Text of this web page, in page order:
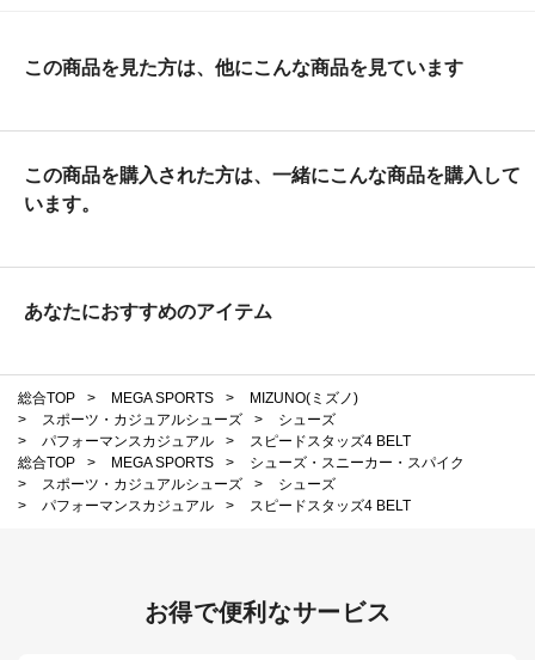
この商品を見た方は、他にこんな商品を見ています
この商品を購入された方は、一緒にこんな商品を購入して
います。
あなたにおすすめのアイテム
総合TOP > MEGA SPORTS >
MIZUNO(ミズノ)
>
スポーツ・カジュアルシューズ >
シューズ
>
パフォーマンスカジュアル >
スピードスタッズ4 BELT
総合TOP
> MEGA SPORTS >
シューズ・スニーカー・スパイク
>
スポーツ・カジュアルシューズ >
シューズ
>
パフォーマンスカジュアル > スピードスタッズ4 BELT
お得で便利なサービス